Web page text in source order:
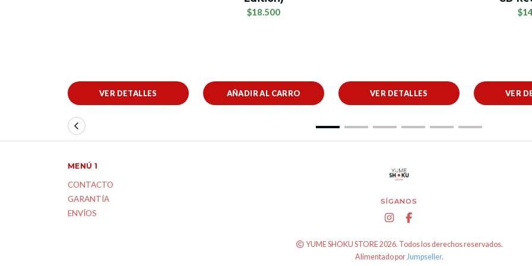
VER DETALLES
$18.500
AÑADIR AL CARRO VER DETALLES VER
SÍGANOS
YUME SHOKU STORE 2026. Todos los derechos reservados.
Alimentado por Jumpseller.
MENÚ 1
CONTACTO
GARANTÍA
ENVÍOS